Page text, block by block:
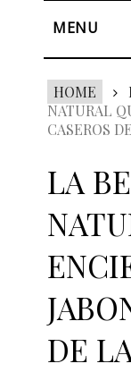
MENU
HOME
NATURAL
CASEROS
LA
DE